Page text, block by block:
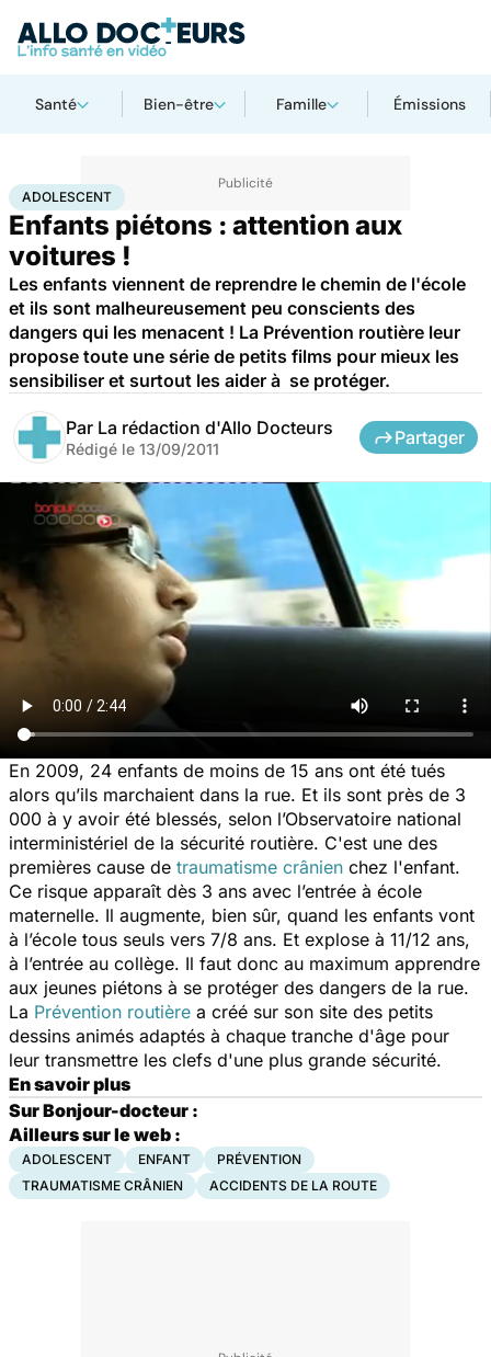
Santé Bien-être Famille Émissions
AccueilFamilleEnfant
ADOLESCENT
Enfants piétons : attention aux
voitures !
Les enfants viennent de reprendre le chemin de l'école
et ils sont malheureusement peu conscients des
dangers qui les menacent ! La Prévention routière leur
propose toute une série de petits films pour mieux les
sensibiliser et surtout les aider à se protéger.
Par La rédaction d'Allo Docteurs
Rédigé le 13/09/2011
Partager
En 2009, 24 enfants de moins de 15 ans ont été tués
alors qu’ils marchaient dans la rue. Et ils sont près de 3
000 à y avoir été blessés, selon l’Observatoire national
interministériel de la sécurité routière. C'est une des
premières cause de traumatisme crânien chez l'enfant.
Ce risque apparaît dès 3 ans avec l’entrée à école
maternelle. Il augmente, bien sûr, quand les enfants vont
à l’école tous seuls vers 7/8 ans. Et explose à 11/12 ans,
à l’entrée au collège. Il faut donc au maximum apprendre
aux jeunes piétons à se protéger des dangers de la rue.
La Prévention routière a créé sur son site des petits
dessins animés adaptés à chaque tranche d'âge pour
leur transmettre les clefs d'une plus grande sécurité.
En savoir plus
Sur Bonjour-docteur :
Ailleurs sur le web :
ADOLESCENT ENFANT
PRÉVENTION
TRAUMATISME CRÂNIEN
ACCIDENTS DE LA ROUTE